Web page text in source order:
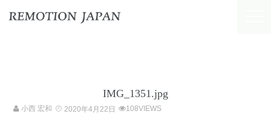
IMG_1351.jpg
小西 宏和 2020年4月22日 108VIEWS